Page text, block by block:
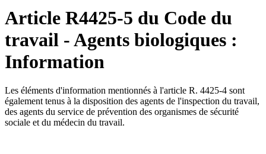
Article R4425-5 du Code du
travail - Agents biologiques :
Information
Les éléments d'information mentionnés à l'article R. 4425-4 sont
également tenus à la disposition des agents de l'inspection du travail,
des agents du service de prévention des organismes de sécurité
sociale et du médecin du travail.